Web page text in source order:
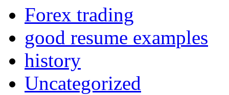
Forex trading
good resume examples
history
Uncategorized